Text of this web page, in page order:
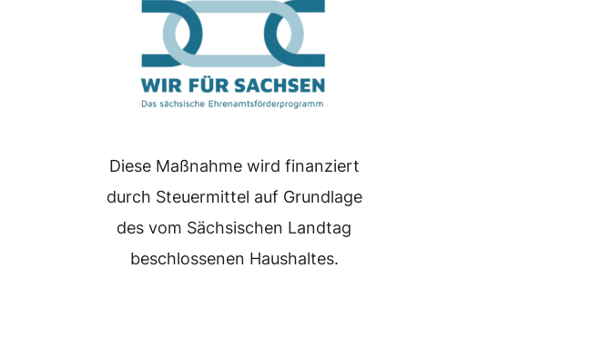
Diese Maßnahme wird finanziert
durch Steuermittel auf Grundlage
des vom Sächsischen Landtag
beschlossenen Haushaltes.